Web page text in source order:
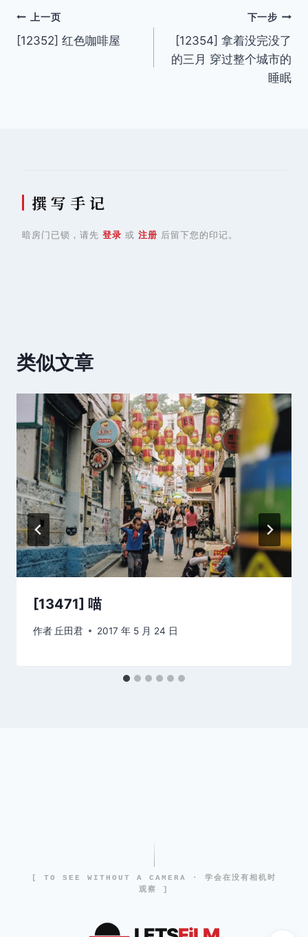
文
章
上一页
[12352] 红色咖啡屋
下一步
[12354] 拿着没完没了
的三月 穿过整个城市的
睡眠
撰 写 手 记
暗房门已锁，请先 登录 或 注册 后留下您的印记。
类似文章
[13471] 喵
作者 丘田君 2017 年 5 月 24 日
[ TO SEE WITHOUT A CAMERA · 学会在没有相机时
观察 ]